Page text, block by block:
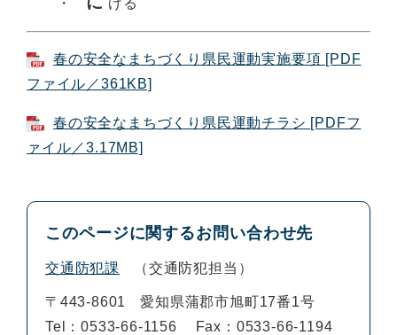
春の安全なまちづくり県民運動実施要項 [PDF
ファイル／361KB]
春の安全なまちづくり県民運動チラシ [PDFフ
ァイル／3.17MB]
このページに関するお問い合わせ先
交通防犯課 交通防犯担当
〒443-8601
愛知県蒲郡市旭町17番1号
Tel：0533-66-1156
Fax：0533-66-1194